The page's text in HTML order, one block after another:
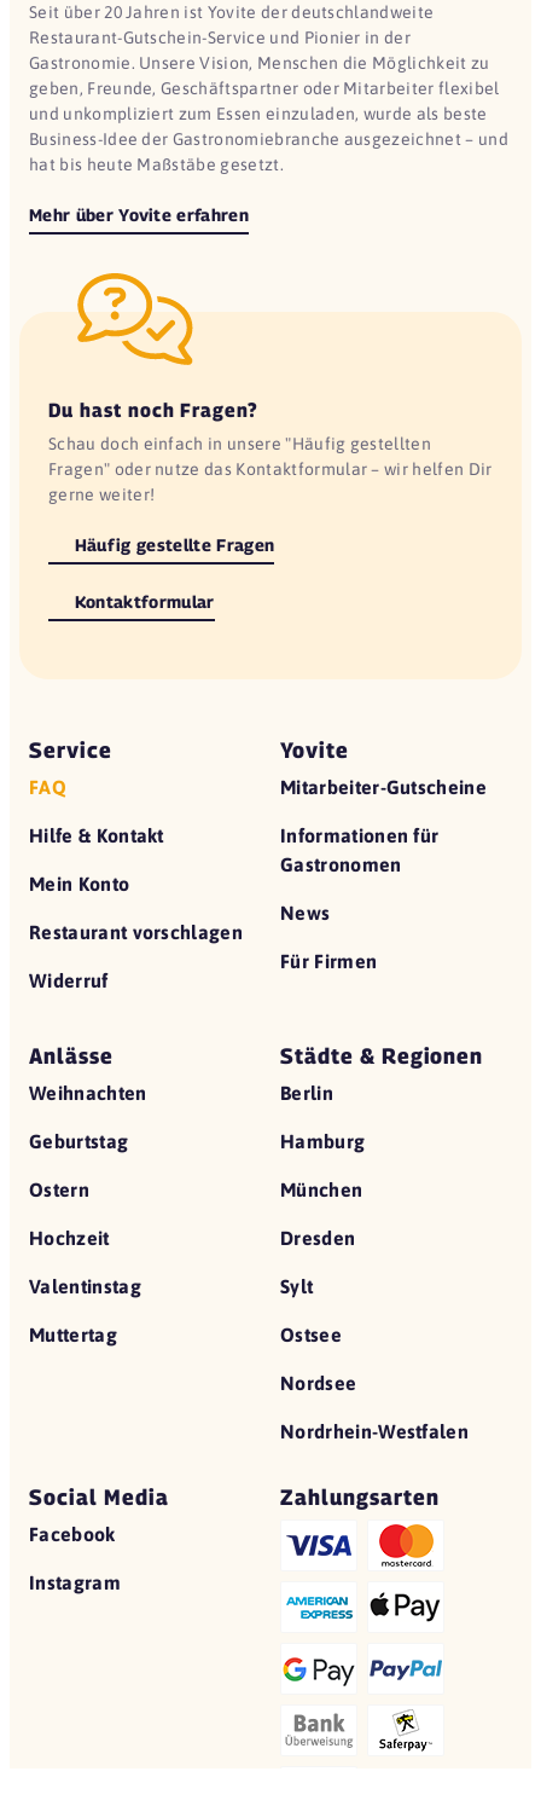
Seit über 20 Jahren ist Yovite der deutschlandweite
Restaurant-Gutschein-Service und Pionier in der
Gastronomie. Unsere Vision, Menschen die Möglichkeit zu
geben, Freunde, Geschäftspartner oder Mitarbeiter flexibel
und unkompliziert zum Essen einzuladen, wurde als beste
Business-Idee der Gastronomiebranche ausgezeichnet – und
hat bis heute Maßstäbe gesetzt.
Mehr über Yovite erfahren
Du hast noch Fragen?
Schau doch einfach in unsere "Häufig gestellten
Fragen" oder nutze das Kontaktformular – wir helfen Dir
gerne weiter!
Häufig gestellte Fragen
Kontaktformular
Service
FAQ
Hilfe & Kontakt
Mein Konto
Restaurant vorschlagen
Widerruf
Yovite
Mitarbeiter-Gutscheine
Informationen für
Gastronomen
News
Für Firmen
Anlässe
Weihnachten
Geburtstag
Ostern
Hochzeit
Valentinstag
Muttertag
Städte & Regionen
Berlin
Hamburg
München
Dresden
Sylt
Ostsee
Nordsee
Nordrhein-Westfalen
Social Media
Facebook
Instagram
Zahlungsarten